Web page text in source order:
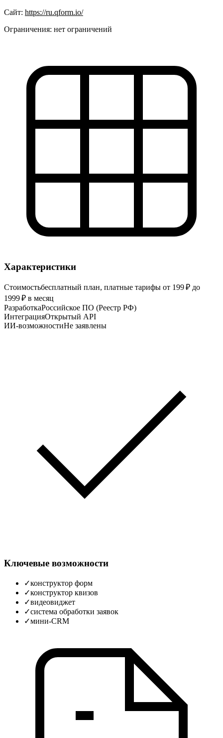
Сайт: https://ru.qform.io/
Ограничения: нет ограничений
Характеристики
Стоимостьбесплатный план, платные тарифы от 199 ₽ до
1999 ₽ в месяц
РазработкаРоссийское ПО (Реестр РФ)
ИнтеграцияОткрытый API
ИИ-возможностиНе заявлены
Ключевые возможности
✓конструктор форм
✓конструктор квизов
✓видеовиджет
✓система обработки заявок
✓мини-CRM